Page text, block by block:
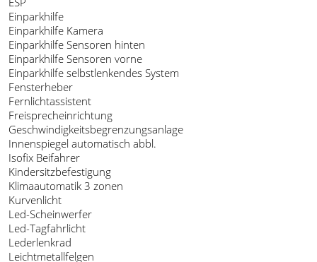
Einparkhilfe
Einparkhilfe Kamera
Einparkhilfe Sensoren hinten
Einparkhilfe Sensoren vorne
Einparkhilfe selbstlenkendes System
Fensterheber
Fernlichtassistent
Freisprecheinrichtung
Geschwindigkeitsbegrenzungsanlage
Innenspiegel automatisch abbl.
Isofix Beifahrer
Kindersitzbefestigung
Klimaautomatik 3 zonen
Kurvenlicht
Led-Scheinwerfer
Led-Tagfahrlicht
Lederlenkrad
Leichtmetallfelgen